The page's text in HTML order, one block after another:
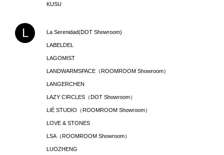
KUSU
L La Serenidad(DOT Showroom)
LABELDEL
LAGOMIST
LANDWARMSPACE（ROOMROOM Showroom）
LANGERCHEN
LAZY CIRCLES（DOT Showroom）
LIÉ STUDIO（ROOMROOM Showroom）
LOVE & STONES
LSA（ROOMROOM Showroom）
LUOZHENG